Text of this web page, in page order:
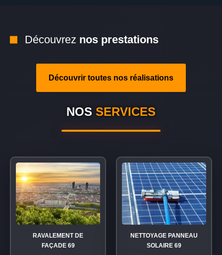
Découvrez nos prestations
Découvrir toutes nos réalisations
NOS SERVICES
RAVALEMENT DE
FAÇADE 69
NETTOYAGE PANNEAU
SOLAIRE 69